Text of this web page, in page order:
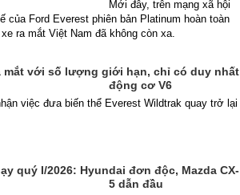
Mới đây, trên mạng xã hội
của Ford Everest phiên bản Platinum hoàn toàn
ra mắt Việt Nam đã không còn xa.
mắt với số lượng giới hạn, chỉ có duy nhất
động cơ V6
việc đưa biến thể Everest Wildtrak quay trở lại
quý I/2026: Hyundai đơn độc, Mazda CX-
5 dẫn đầu